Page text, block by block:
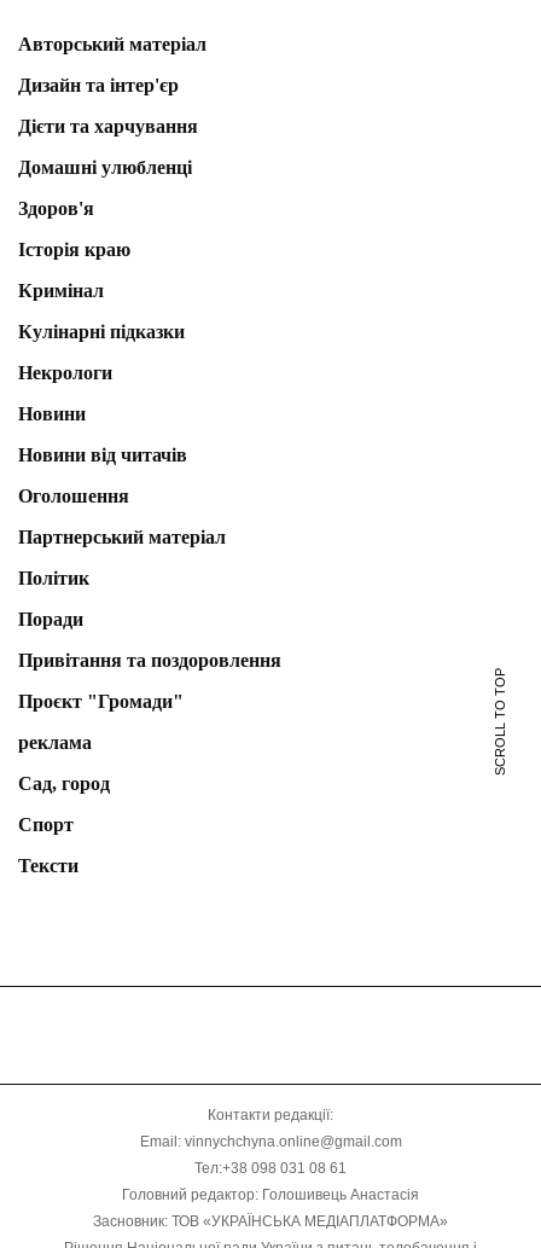
Авторський матеріал
Дизайн та інтер'єр
Дієти та харчування
Домашні улюбленці
Здоров'я
Історія краю
Кримінал
Кулінарні підказки
Некрологи
Новини
Новини від читачів
Оголошення
Партнерський матеріал
Політик
Поради
Привітання та поздоровлення
Проєкт "Громади"
реклама
Сад, город
Спорт
Тексти
SCROLL TO TOP
Контакти редакції:
Email: vinnychchyna.online@gmail.com
Тел:+38 098 031 08 61
Головний редактор: Голошивець Анастасія
Засновник: ТОВ «УКРАЇНСЬКА МЕДІАПЛАТФОРМА»